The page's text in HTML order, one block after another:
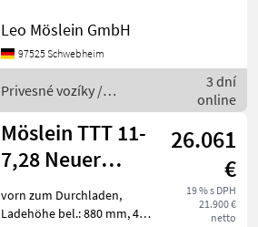
Ladeflächenlänge Gesamt
6.900 mm lang, Ladehöhe
Leo Möslein GmbH
97525 Schwebheim
Privesné vozíky /
Möslein
3 dní
online
Möslein TTT 11-
7,28 Neuer
Tandemtieflader,
7,28 m Ladef
26.061
€
19 % s DPH
21.900 €
netto
vorn zum Durchladen,
Ladehöhe bel.: 880 mm, 400